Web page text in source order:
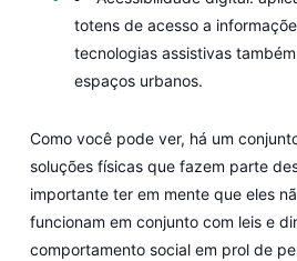
totens de acesso a
tecnologias assistivas
espaços urbanos.
Como você pode ver, há um
soluções físicas que fazem parte
importante ter em mente que eles
funcionam em conjunto com leis e
comportamento social em prol de